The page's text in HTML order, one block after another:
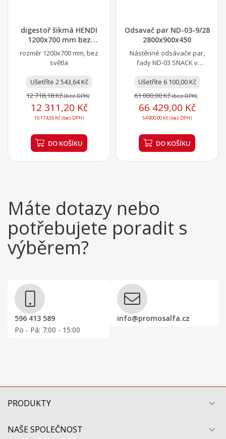
digestoř šikmá HENDI
1200x700 mm bez
osvětlení
rozměr 1200x700 mm, bez
světla
Ušetříte 2 543,64 Kč
12 718,18 Kč(bez DPH)
12 311,20 Kč
10 174,55 Kč (bez DPH)
DO KOŠÍKU
Odsavač par ND-03-9/28
2800x900x450
Nástěnné odsávače par,
řady ND-03 SNACK v
AISI 304 jsou určeny
výhradně...
Ušetříte 6 100,00 Kč
61 000,00 Kč(bez DPH)
66 429,00 Kč
54 900,00 Kč (bez DPH)
DO KOŠÍKU
Máte dotazy nebo
potřebujete poradit s
výběrem?
596 413 589
Po - Pá: 7:00 - 15:00
info@promosalfa.cz
PRODUKTY 
NAŠE SPOLEČNOST 